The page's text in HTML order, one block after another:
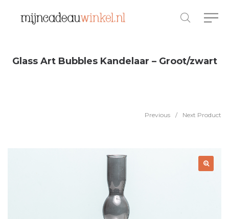
Glass Art Bubbles Kandelaar – Groot/zwart
Previous / Next Product